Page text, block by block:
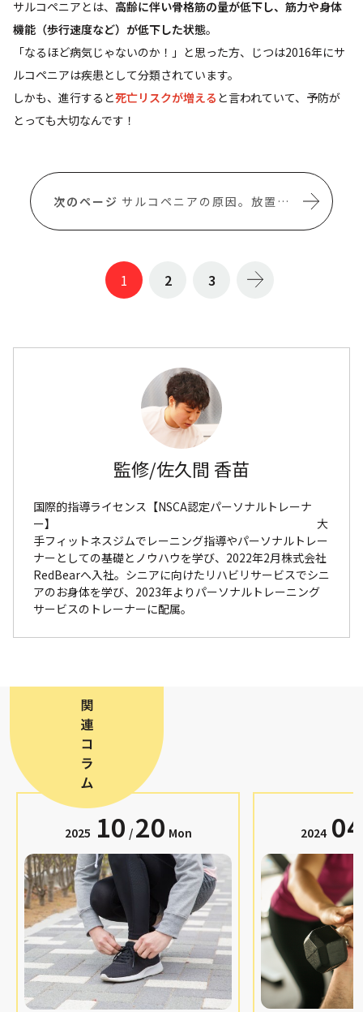
サルコペニアとは、 高齢に伴い骨格筋の量が低下し、筋力や身体
機能（歩行速度など）が低下した状態。
「なるほど病気じゃないのか！」と思った方、じつは2016年にサ
ルコペニアは疾患として分類されています。
しかも、進行すると死亡リスクが増える と言われていて、予防が
とっても大切なんです！
サルコペニアの原因。放置したら大変なことに！？
1 2 3
監修/佐久間 香苗
国際的指導ライセンス【NSCA認定パーソナルトレーナ
ー】 大
手フィットネスジムでレーニング指導やパーソナルトレー
ナーとしての基礎とノウハウを学び、2022年2月株式会社
RedBearへ入社。シニアに向けたリハビリサービスでシニ
アのお身体を学び、2023年よりパーソナルトレーニング
サービスのトレーナーに配属。
2025 10 / 20 Mon 2024 04